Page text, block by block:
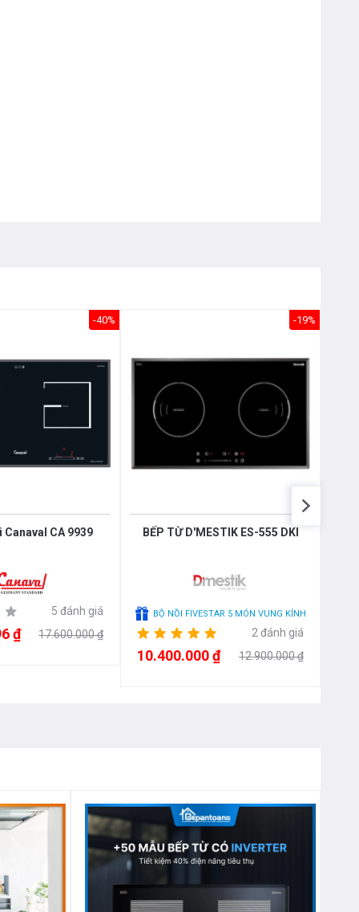
-40%
Canaval CA 9939
5 đánh giá
₫ 17.600.000 ₫
-19%
BẾP TỪ D'MESTIK ES-555 DKI
BỘ NỒI FIVESTAR 5 MÓN VUNG KÍNH
2 đánh giá
10.400.000 ₫ 12.900.000 ₫